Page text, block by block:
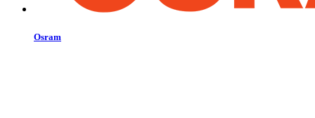
Osram